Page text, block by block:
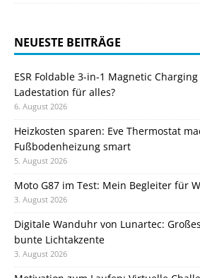
NEUESTE BEITRÄGE
ESR Foldable 3-in-1 Magnetic
Ladestation für alles?
6. August 2026
Heizkosten sparen: Eve Thermostat
Fußbodenheizung smart
5. August 2026
Moto G87 im Test: Mein Begleiter für
3. August 2026
Digitale Wanduhr von Lunartec:
bunte Lichtakzente
3. August 2026